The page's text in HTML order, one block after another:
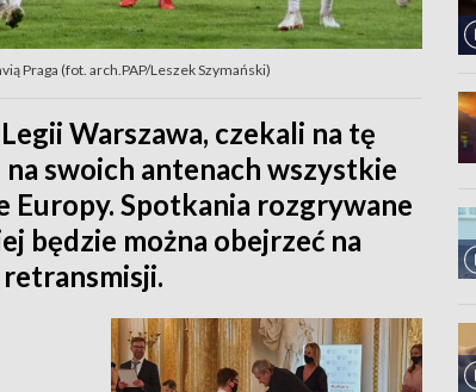
Praga (fot. arch.PAP/Leszek Szymański)
Warszawa, czekali na tę
swoich antenach wszystkie
Europy. Spotkania rozgrywane
będzie można obejrzeć na